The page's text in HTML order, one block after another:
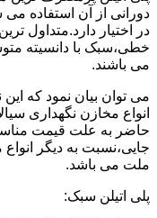
در اختیار دارد.متداول
خطی،سبک با دانسیته
می باشند.
می توان بیان نمود که
انواع مخازن نگهداری
حاضر به علت قیمت
جایی،نسبت به دیگر
ملت می باشد.
پلی اتیلن سبک: